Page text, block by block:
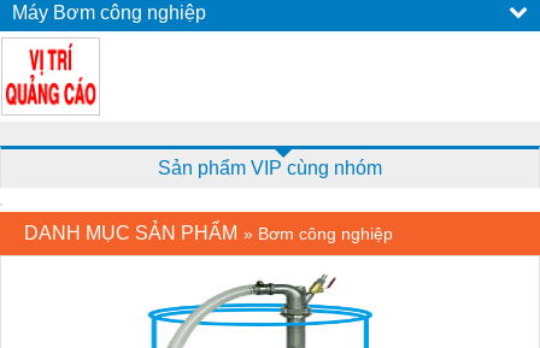
Máy Bơm công nghiệp
Sản phẩm VIP cùng nhóm
DANH MỤC SẢN PHẨM » Bơm công nghiệp